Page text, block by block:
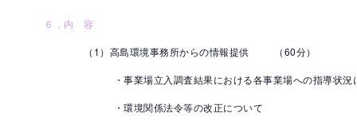
６．内 容
（1）高島環境事務所からの情報提供 （60分）
・事業場立入調査結果における各事業場への指導状況
・環境関係法令等の改正について